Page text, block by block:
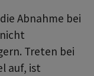
Abnahme bei
Treten bei
auf, ist